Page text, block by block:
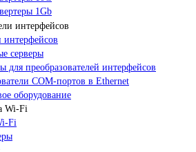
1Gb
интерфейсов
серверы
для преобразователей интерфейсов
COM-портов в Ethernet
оборудование
Fi